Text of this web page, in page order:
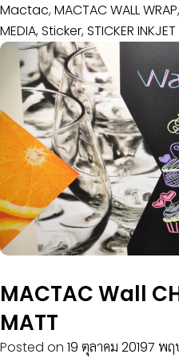
Mactac, MACTAC WALL WRAP,
MEDIA, Sticker, STICKER INKJET
MACTAC Wall
MATT
Posted on 19 ตุลาคม 20197 พฤ